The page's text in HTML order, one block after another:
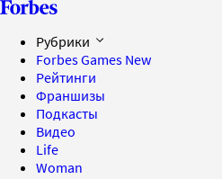
Рубрики
Forbes Games New
Рейтинги
Франшизы
Подкасты
Видео
Life
Woman